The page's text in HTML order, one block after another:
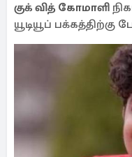
குக் வித் கோமாளி
யூடியூப் பக்கத்திற்கு